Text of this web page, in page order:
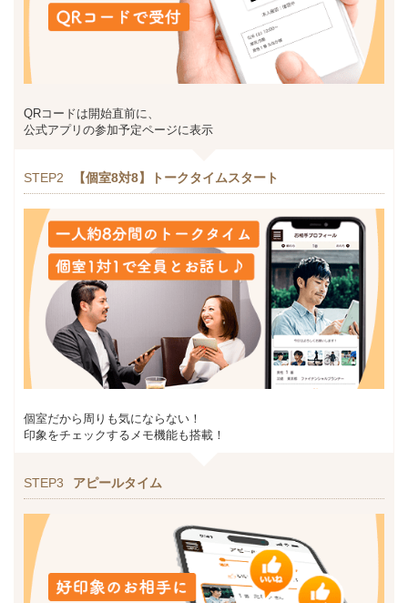
QRコードは開始直前に、
公式アプリの参加予定ページに表示
STEP2 【個室8対8】トークタイムスタート
個室だから周りも気にならない！
印象をチェックするメモ機能も搭載！
STEP3 アピールタイム